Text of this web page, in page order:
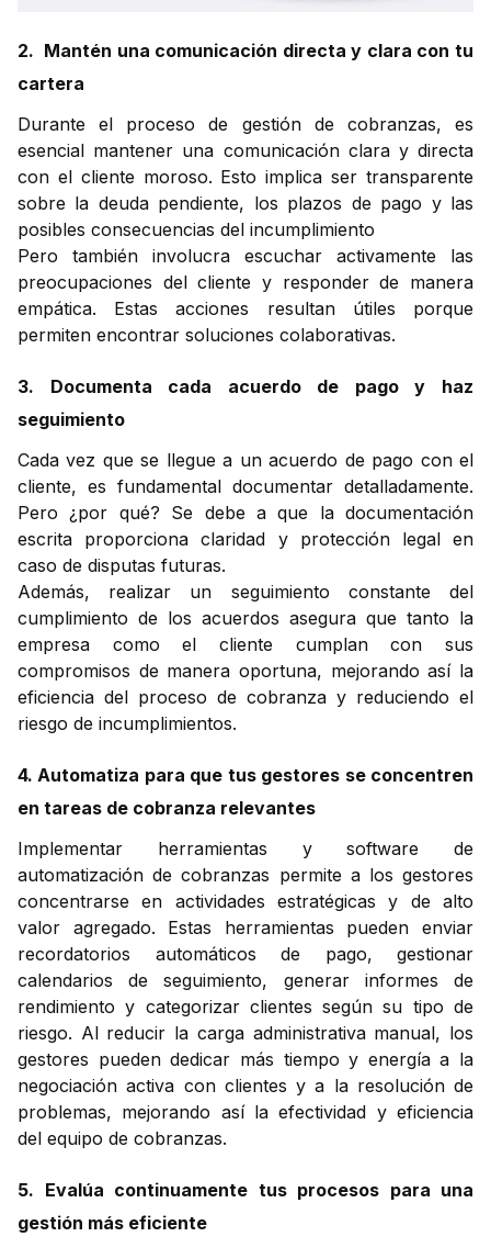
2. Mantén una comunicación directa y clara con tu
cartera
Durante el proceso de gestión de cobranzas, es
esencial mantener una comunicación clara y directa
con el cliente moroso. Esto implica ser transparente
sobre la deuda pendiente, los plazos de pago y las
posibles consecuencias del incumplimiento
Pero también involucra escuchar activamente las
preocupaciones del cliente y responder de manera
empática. Estas acciones resultan útiles porque
permiten encontrar soluciones colaborativas.
3. Documenta cada acuerdo de pago y haz
seguimiento
Cada vez que se llegue a un acuerdo de pago con el
cliente, es fundamental documentar detalladamente.
Pero ¿por qué? Se debe a que la documentación
escrita proporciona claridad y protección legal en
caso de disputas futuras.
Además, realizar un seguimiento constante del
cumplimiento de los acuerdos asegura que tanto la
empresa como el cliente cumplan con sus
compromisos de manera oportuna, mejorando así la
eficiencia del proceso de cobranza y reduciendo el
riesgo de incumplimientos.
4. Automatiza para que tus gestores se concentren
en tareas de cobranza relevantes
Implementar herramientas y software de
automatización de cobranzas permite a los gestores
concentrarse en actividades estratégicas y de alto
valor agregado. Estas herramientas pueden enviar
recordatorios automáticos de pago, gestionar
calendarios de seguimiento, generar informes de
rendimiento y categorizar clientes según su tipo de
riesgo. Al reducir la carga administrativa manual, los
gestores pueden dedicar más tiempo y energía a la
negociación activa con clientes y a la resolución de
problemas, mejorando así la efectividad y eficiencia
del equipo de cobranzas.
5. Evalúa continuamente tus procesos para una
gestión más eficiente